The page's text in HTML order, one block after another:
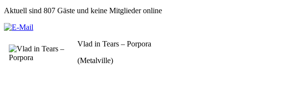
Aktuell sind 807 Gäste und keine Mitglieder online
Vlad in Tears – Porpora
(Metalville)